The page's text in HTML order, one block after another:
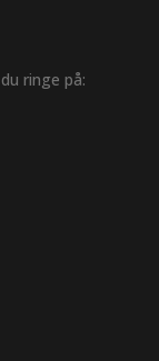
ringe på: